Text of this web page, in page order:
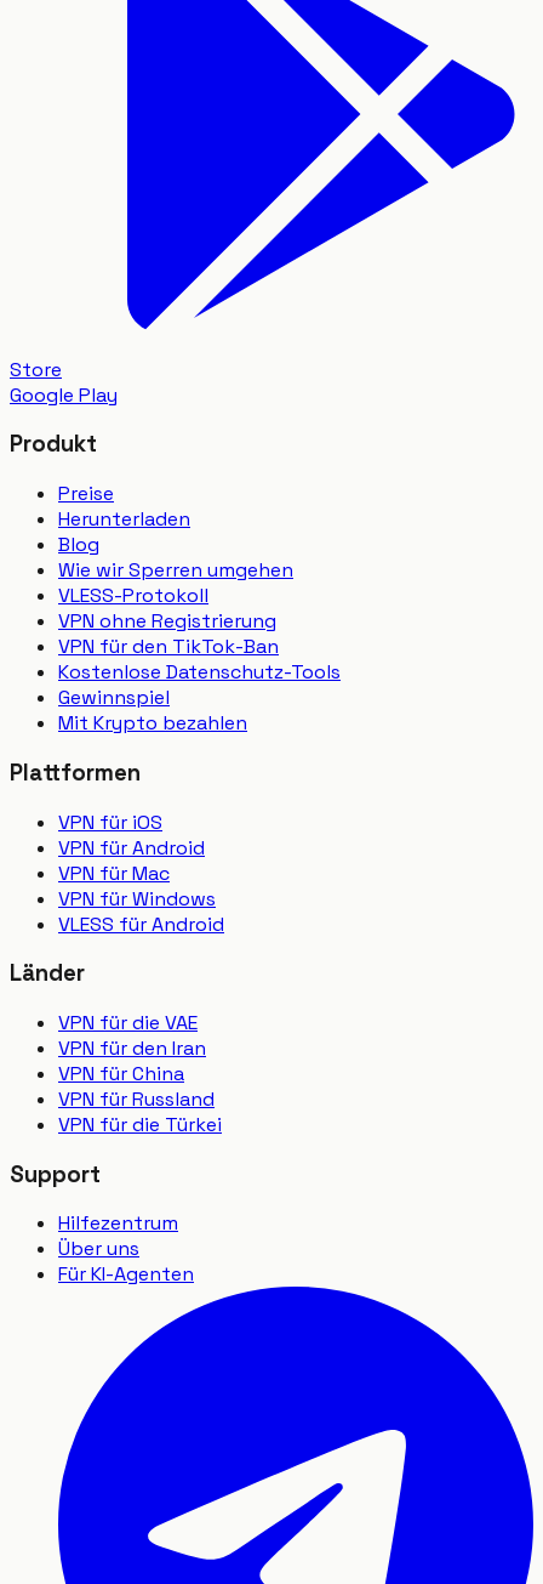
Store
Google Play
Produkt
Preise
Herunterladen
Blog
Wie wir Sperren umgehen
VLESS-Protokoll
VPN ohne Registrierung
VPN für den TikTok-Ban
Kostenlose Datenschutz-Tools
Gewinnspiel
Mit Krypto bezahlen
Plattformen
VPN für iOS
VPN für Android
VPN für Mac
VPN für Windows
VLESS für Android
Länder
VPN für die VAE
VPN für den Iran
VPN für China
VPN für Russland
VPN für die Türkei
Support
Hilfezentrum
Über uns
Für KI-Agenten